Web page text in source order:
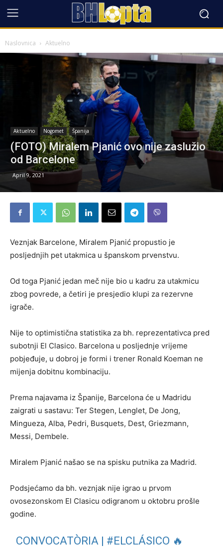
Naslovnica Aktuelno
Aktuelno Nogomet Španija
(FOTO) Miralem Pjanić ovo nije zaslužio
od Barcelone
April 9, 2021
Veznjak Barcelone, Miralem Pjanić propustio je
posljednjih pet utakmica u španskom prvenstvu.
Od toga Pjanić jedan meč nije bio u kadru za utakmicu
zbog povrede, a četiri je presjedio klupi za rezervne
igrače.
Nije to optimistična statistika za bh. reprezentativca pred
subotnji El Clasico. Barcelona u posljednje vrijeme
pobjeđuje, u dobroj je formi i trener Ronald Koeman ne
mijenja dobitnu kombinaciju.
Prema najavama iz Španije, Barcelona će u Madridu
zaigrati u sastavu: Ter Stegen, Lenglet, De Jong,
Mingueza, Alba, Pedri, Busquets, Dest, Griezmann,
Messi, Dembele.
Miralem Pjanić našao se na spisku putnika za Madrid.
Podsjećamo da bh. veznjak nije igrao u prvom
ovosezonskom El Clasicu odigranom u oktobru prošle
godine.
CONVOCATÒRIA | #ELCLÁSICO 🔥